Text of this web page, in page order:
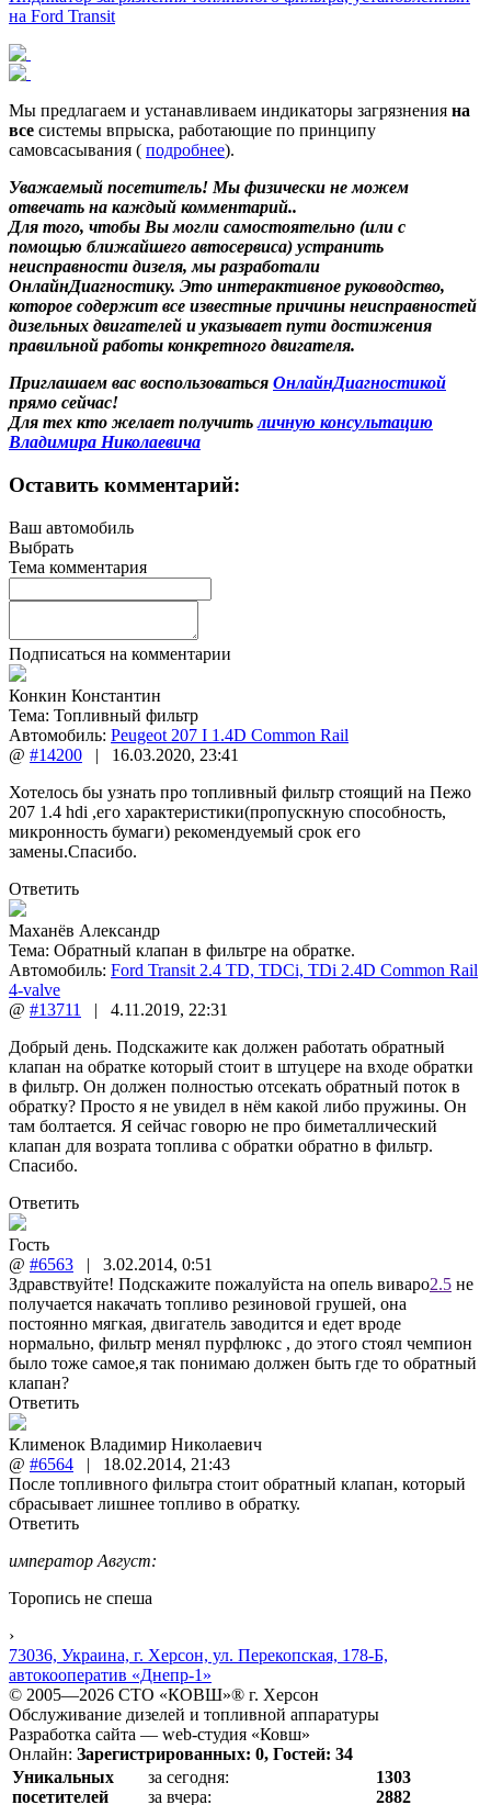
на Ford Transit
Мы предлагаем и устанавливаем индикаторы загрязнения на
все системы впрыска, работающие по принципу
самовсасывания ( подробнее).
Уважаемый посетитель! Мы физически не можем
отвечать на каждый комментарий..
Для того, чтобы Вы могли самостоятельно (или с
помощью ближайшего автосервиса) устранить
неисправности дизеля, мы разработали
ОнлайнДиагностику. Это интерактивное руководство,
которое содержит все известные причины неисправностей
дизельных двигателей и указывает пути достижения
правильной работы конкретного двигателя.
Приглашаем вас воспользоваться ОнлайнДиагностикой
прямо сейчас!
Для тех кто желает получитьличную консультацию
Владимира Николаевича
Оставить комментарий:
Ваш автомобиль
Выбрать
Тема комментария
Подписаться на комментарии
Конкин Константин
Тема: Топливный фильтр
Автомобиль: Peugeot 207 I 1.4D Common Rail
@ #14200 | 16.03.2020, 23:41
Хотелось бы узнать про топливный фильтр стоящий на Пежо
207 1.4 hdi ,его характеристики(пропускную способность,
микронность бумаги) рекомендуемый срок его
замены.Спасибо.
Ответить
Маханёв Александр
Тема: Обратный клапан в фильтре на обратке.
Автомобиль: Ford Transit 2.4 TD, TDCi, TDi 2.4D Common Rail
4-valve
@ #13711 | 4.11.2019, 22:31
Добрый день. Подскажите как должен работать обратный
клапан на обратке который стоит в штуцере на входе обратки
в фильтр. Он должен полностью отсекать обратный поток в
обратку? Просто я не увидел в нём какой либо пружины. Он
там болтается. Я сейчас говорю не про биметаллический
клапан для возрата топлива с обратки обратно в фильтр.
Спасибо.
Ответить
Гость
@ #6563 | 3.02.2014, 0:51
Здравствуйте! Подскажите пожалуйста на опель виваро2.5 не
получается накачать топливо резиновой грушей, она
постоянно мягкая, двигатель заводится и едет вроде
нормально, фильтр менял пурфлюкс , до этого стоял чемпион
было тоже самое,я так понимаю должен быть где то обратный
клапан?
Ответить
Клименок Владимир Николаевич
@ #6564 | 18.02.2014, 21:43
После топливного фильтра стоит обратный клапан, который
сбрасывает лишнее топливо в обратку.
Ответить
император Август:
Торопись не спеша
›
73036, Украина, г. Херсон, ул. Перекопская, 178-Б,
автокооператив «Днепр-1»
© 2005—2026 СТО «КОВШ»® г. Херсон
Обслуживание дизелей и топливной аппаратуры
Разработка сайта — web-студия «Ковш»
Онлайн: Зарегистрированных: 0, Гостей: 34
Уникальных
посетителей
за сегодня:
за вчера:
1303
2882